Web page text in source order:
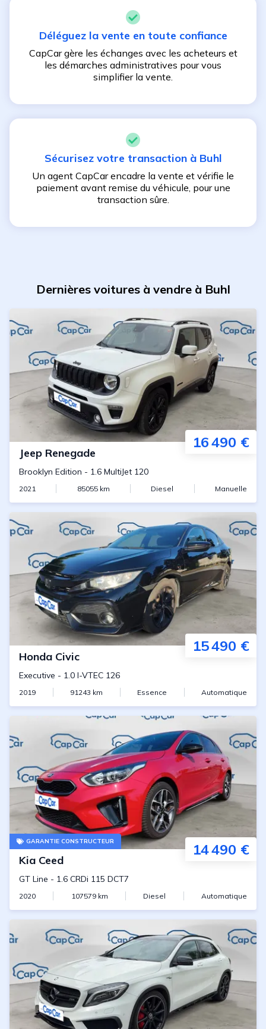
Déléguez la vente en toute confiance
CapCar gère les échanges avec les acheteurs et
les démarches administratives pour vous
simplifier la vente.
Sécurisez votre transaction à Buhl
Un agent CapCar encadre la vente et vérifie le
paiement avant remise du véhicule, pour une
transaction sûre.
Dernières voitures à vendre à Buhl
16 490 €
Jeep Renegade
Brooklyn Edition - 1.6 MultiJet 120
2021 85055km Diesel Manuelle
15 490 €
Honda Civic
Executive - 1.0 I-VTEC 126
2019 91243 km Essence Automatique
GARANTIE CONSTRUCTEUR 14 490 €
Kia Ceed
GT Line - 1.6 CRDi 115 DCT7
2020 107579km Diesel Automatique